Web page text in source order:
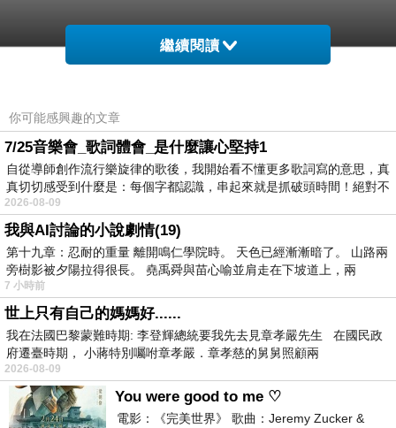
商品訊息描述:
GIORDANO 男裝G-Cool涼感系列口袋短褲-66海
軍寶藍
繼續閱讀
你可能感興趣的文章
7/25音樂會_歌詞體會_是什麼讓心堅持1
自從導師創作流行樂旋律的歌後，我開始看不懂更多歌詞寫的意思，真
真切切感受到什麼是：每個字都認識，串起來就是抓破頭時間！絕對不
2026-08-09
我與AI討論的小說劇情(19)
第十九章：忍耐的重量 離開鳴仁學院時。 天色已經漸漸暗了。 山路兩
旁樹影被夕陽拉得很長。 堯禹舜與苗心喻並肩走在下坡道上，兩
7 小時前
世上只有自己的媽媽好......
我在法國巴黎蒙難時期: 李登輝總統要我先去見章孝嚴先生 在國民政
府遷臺時期， 小蔣特別囑咐章孝嚴．章孝慈的舅舅照顧兩
2026-08-09
You were good to me ♡
電影：《完美世界》 歌曲：Jeremy Zucker &